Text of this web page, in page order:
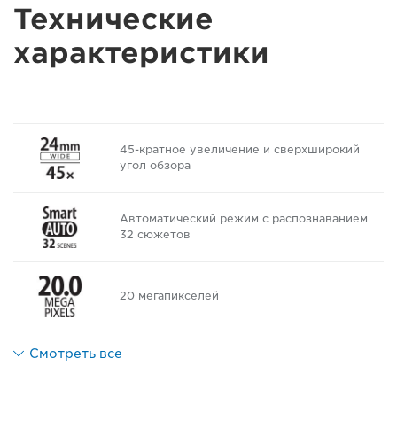
Технические
характеристики
45-кратное увеличение и сверхширокий
угол обзора
Автоматический режим с распознаванием
32 сюжетов
20 мегапикселей
Смотреть все